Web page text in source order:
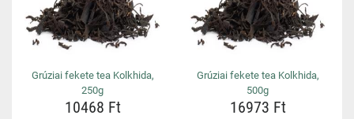
Grúziai fekete tea Kolkhida,
250g
10468 Ft
Grúziai fekete tea Kolkhida,
500g
16973 Ft